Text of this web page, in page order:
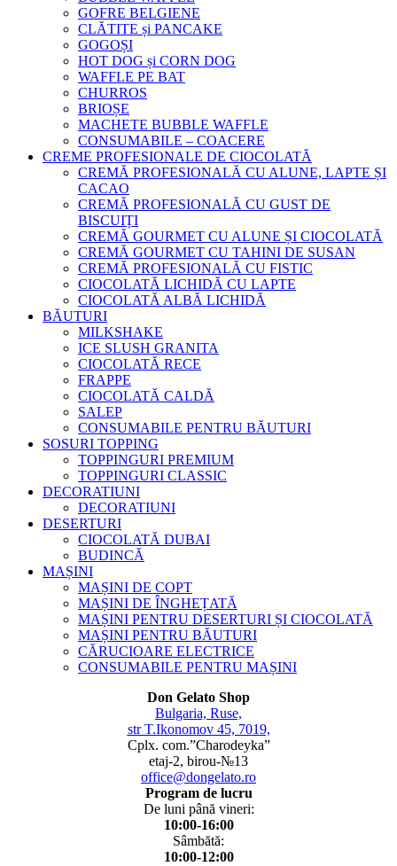
GOFRE BELGIENE
CLĂTITE și PANCAKE
GOGOȘI
HOT DOG și CORN DOG
WAFFLE PE BAT
CHURROS
BRIOȘE
MACHETE BUBBLE WAFFLE
CONSUMABILE – COACERE
CREME PROFESIONALE DE CIOCOLATĂ
CREMĂ PROFESIONALĂ CU ALUNE, LAPTE ȘI
CACAO
CREMĂ PROFESIONALĂ CU GUST DE
BISCUIȚI
CREMĂ GOURMET CU ALUNE ȘI CIOCOLATĂ
CREMĂ GOURMET CU TAHINI DE SUSAN
CREMĂ PROFESIONALĂ CU FISTIC
CIOCOLATĂ LICHIDĂ CU LAPTE
CIOCOLATĂ ALBĂ LICHIDĂ
BĂUTURI
MILKSHAKE
ICE SLUSH GRANITA
CIOCOLATĂ RECE
FRAPPE
CIOCOLATĂ CALDĂ
SALEP
CONSUMABILE PENTRU BĂUTURI
SOSURI TOPPING
TOPPINGURI PREMIUM
TOPPINGURI CLASSIC
DECORATIUNI
DECORATIUNI
DESERTURI
CIOCOLATĂ DUBAI
BUDINCĂ
MAȘINI
MAȘINI DE COPT
MAȘINI DE ÎNGHEȚATĂ
MAȘINI PENTRU DESERTURI ȘI CIOCOLATĂ
MAȘINI PENTRU BĂUTURI
CĂRUCIOARE ELECTRICE
CONSUMABILE PENTRU MAȘINI
Don Gelato Shop
Bulgaria, Ruse,
str T.Ikonomov 45, 7019,
Cplx. com.”Charodeyka”
etaj-2, birou-№13
office@dongelato.ro
Program de lucru
De luni până vineri:
10:00-16:00
Sâmbătă:
10:00-12:00